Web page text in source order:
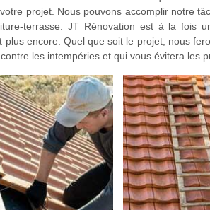
projet. Nous pouvons accomplir notre
terrasse. JT Rénovation est à la fois
plus encore. Quel que soit le projet, nous
les intempéries et qui vous évitera les